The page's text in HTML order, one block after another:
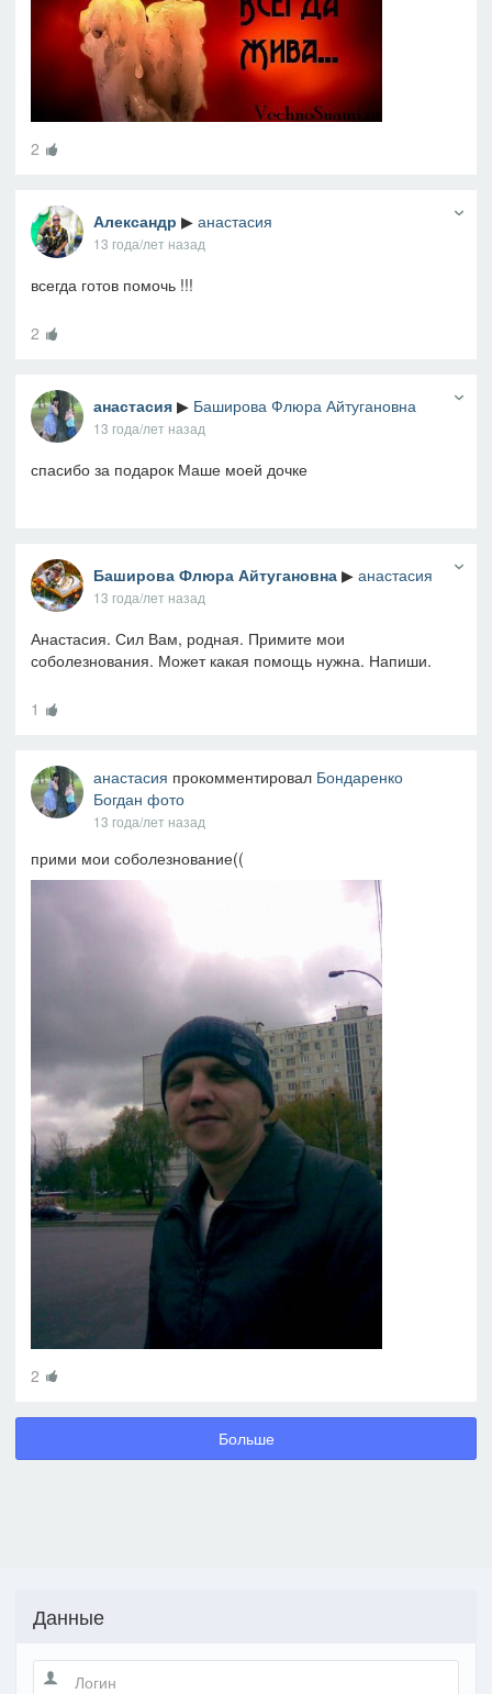
2
Александр ▶ анастасия
13 года/лет назад
всегда готов помочь !!!
2
анастасия ▶ Баширова Флюра Айтугановна
13 года/лет назад
спасибо за подарок Маше моей дочке
Баширова Флюра Айтугановна ▶ анастасия
13 года/лет назад
Анастасия. Сил Вам, родная. Примите мои
соболезнования. Может какая помощь нужна. Напиши.
1
анастасия прокомментировал Бондаренко
Богдан фото
13 года/лет назад
прими мои соболезнование((
2
Больше
Данные